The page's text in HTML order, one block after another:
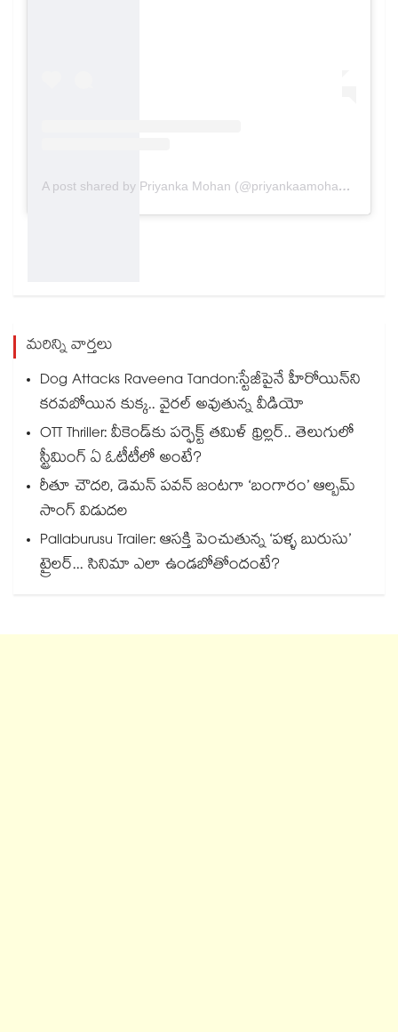
A post shared by Priyanka Mohan (@priyankaamohanofficial)
మరిన్ని వార్తలు
Dog Attacks Raveena Tandon:స్టేజీపైనే హీరోయిన్⁬ని
కరవబోయిన కుక్క.. వైరల్ అవుతున్న వీడియో
OTT Thriller: వీకెండ్‌కు పర్ఫెక్ట్ తమిళ్ థ్రిల్లర్.. తెలుగులో
స్ట్రీమింగ్ ఏ ఓటీటీలో అంటే?
రీతూ చౌదరి, డెమన్ పవన్ జంటగా ‘బంగారం’ ఆల్బమ్
సాంగ్ విడుదల
Pallaburusu Trailer: ఆసక్తి పెంచుతున్న ‘పళ్ళ బురుసు’
ట్రైలర్... సినిమా ఎలా ఉండబోతోందంటే?